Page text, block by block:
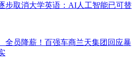
步取消大学英语：AI人工智能已可替